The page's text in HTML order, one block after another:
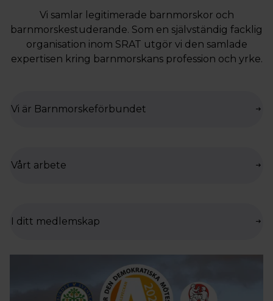
Vi samlar legitimerade barnmorskor och
barnmorskestuderande. Som en självständig facklig
organisation inom SRAT utgör vi den samlade
expertisen kring barnmorskans profession och yrke.
Vi är Barnmorskeförbundet
Vårt arbete
I ditt medlemskap